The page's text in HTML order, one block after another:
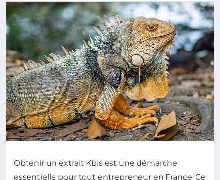
Obtenir un extrait Kbis est une démarche
essentielle pour tout entrepreneur en France. Ce